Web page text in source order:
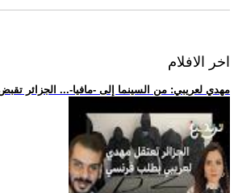
اخر الافلام
.. مهدي لعريبي: من السينما إلى -مافيا-... الجزائر